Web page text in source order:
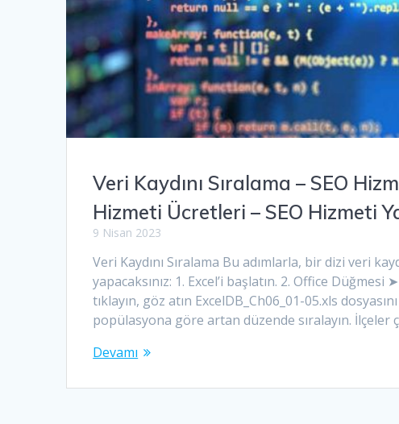
Veri Kaydını Sıralama – SEO
Hizmeti Ücretleri – SEO Hizmeti
9 Nisan 2023
Veri Kaydını Sıralama Bu adımlarla, bir dizi veri
yapacaksınız: 1. Excel’i başlatın. 2. Office Düğmesi
tıklayın, göz atın ExcelDB_Ch06_01-05.xls
popülasyona göre artan düzende sıralayın. İlçeler
Devamı